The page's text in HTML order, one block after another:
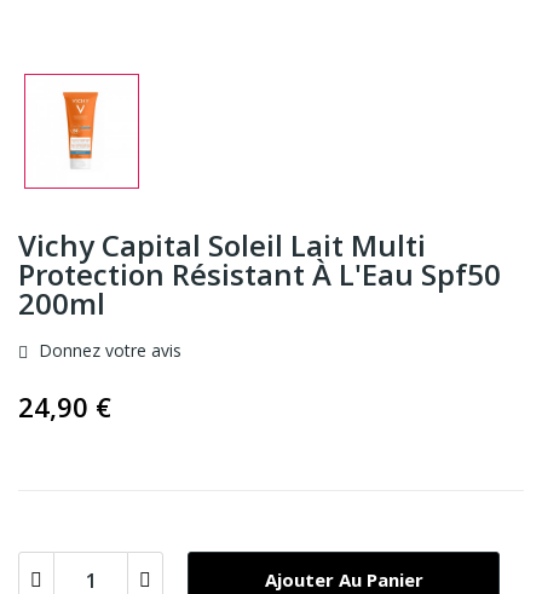
Vichy Capital Soleil Lait Multi
Protection Résistant À L'Eau Spf50
200ml
Donnez votre avis
24,90 €
Ajouter Au Panier